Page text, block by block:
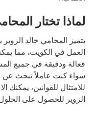
لماذا تختار
يتميز المحامي خالد
العمل في الكويت، مما
فعالة ودقيقة في جميع
سواء كنت عاملاً تبحث
للامتثال للقوانين،
الزوير للحصول على الحلول